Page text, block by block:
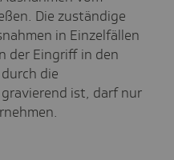
Die zuständige
in Einzelfällen
der Eingriff in den
die
ist, darf nur